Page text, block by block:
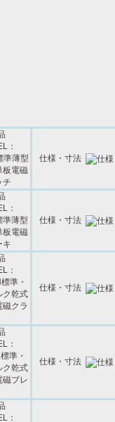
仕様・寸法
仕様・寸法
仕様・寸法
仕様・寸法